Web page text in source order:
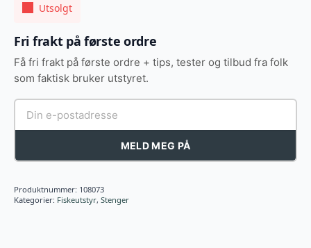
Utsolgt
Fri frakt på første ordre
Få fri frakt på første ordre + tips, tester og tilbud fra folk
som faktisk bruker utstyret.
MELD MEG PÅ
Produktnummer: 108073
Kategorier: Fiskeutstyr, Stenger